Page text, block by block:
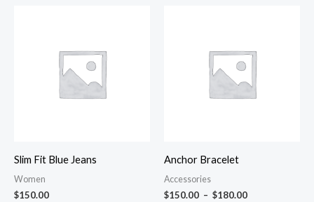
Slim Fit Blue Jeans
Women
$150.00
Anchor Bracelet
Accessories
$150.00 – $180.00
à